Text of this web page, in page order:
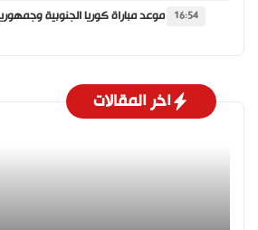
16:54
اخر المقالات